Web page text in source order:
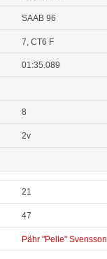
SAAB 96
7, CT6 F
01:35.089
8
2v
21
47
Pähr "Pelle" Svensson